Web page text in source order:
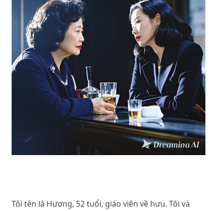
Tôi tên là Hương, 52 tuổi, giáo viên về hưu. Tôi và